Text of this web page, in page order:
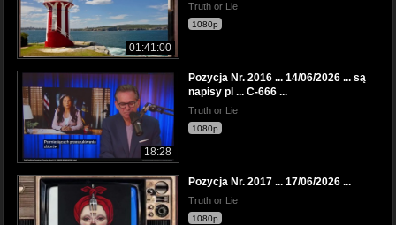
01:41:00
Truth or Lie
1080p
18:28
Pozycja Nr. 2016 ... 14/06/2026 ... są
napisy pl ... C-666 ...
Truth or Lie
1080p
Pozycja Nr. 2017 ... 17/06/2026 ...
Truth or Lie
1080p